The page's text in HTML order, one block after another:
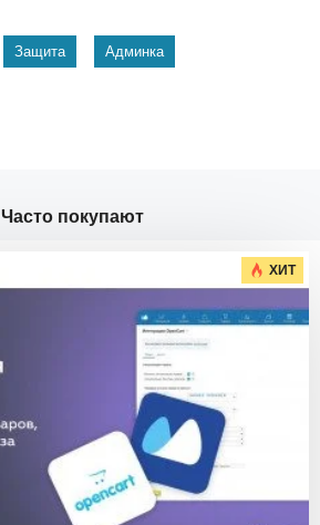
Защита Админка
Часто покупают
ХИТ